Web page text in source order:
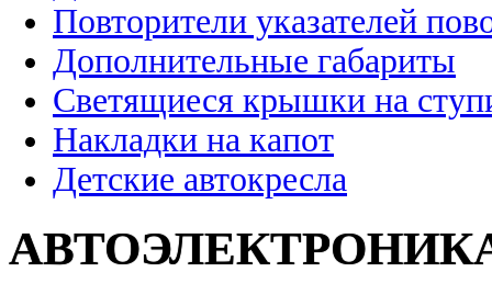
Повторители указателей
Дополнительные габариты
Светящиеся крышки на
Накладки на капот
Детские автокресла